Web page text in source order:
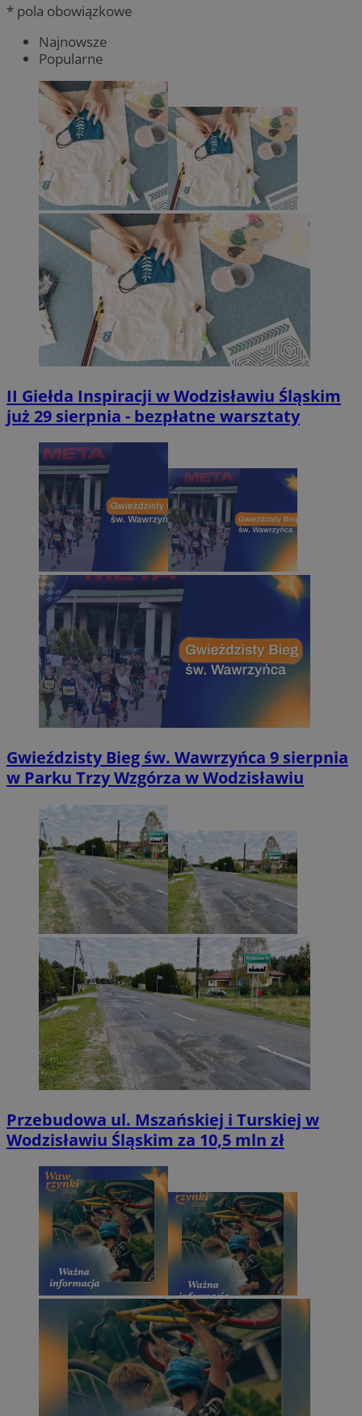
* pola obowiązkowe
Najnowsze
Popularne
II Giełda Inspiracji w Wodzisławiu Śląskim
już 29 sierpnia - bezpłatne warsztaty
Gwieździsty Bieg św. Wawrzyńca 9 sierpnia
w Parku Trzy Wzgórza w Wodzisławiu
Przebudowa ul. Mszańskiej i Turskiej w
Wodzisławiu Śląskim za 10,5 mln zł